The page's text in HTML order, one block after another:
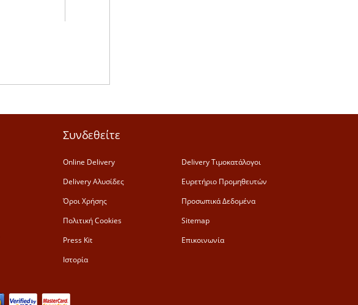
Συνδεθείτε
Online Delivery
Delivery Τιμοκατάλογοι
Delivery Αλυσίδες
Ευρετήριο Προμηθευτών
Όροι Χρήσης
Προσωπικά Δεδομένα
Πολιτική Cookies
Sitemap
Press Kit
Επικοινωνία
Ιστορία